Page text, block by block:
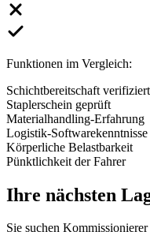
Funktionen im Vergleich:
Schichtbereitschaft verifiziert
Staplerschein geprüft
Materialhandling-Erfahrung
Logistik-Softwarekenntnisse
Körperliche Belastbarkeit
Pünktlichkeit der Fahrer
Ihre nächsten
Sie suchen